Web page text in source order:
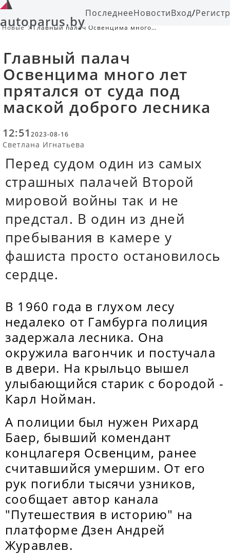
autoparus.byПоследнееНовостиВход/
Новые
Главный палач Освенцима много
Главный палач
Освенцима много лет
прятался от суда под
маской доброго лесника
12:51 2023-08-16
Светлана Игнатьева
Перед судом один из самых
страшных палачей Второй
мировой войны так и не
предстал. В один из дней
пребывания в камере у
фашиста просто остановилось
сердце.
В 1960 года в глухом лесу
недалеко от Гамбурга полиция
задержала лесника. Она
окружила вагончик и постучала
в двери. На крыльцо вышел
улыбающийся старик с бородой -
Карл Нойман.
А полиции был нужен Рихард
Баер, бывший комендант
концлагеря Освенцим, ранее
считавшийся умершим. От его
рук погибли тысячи узников,
сообщает автор канала
"Путешествия в историю" на
платформе Дзен Андрей
Журавлев.